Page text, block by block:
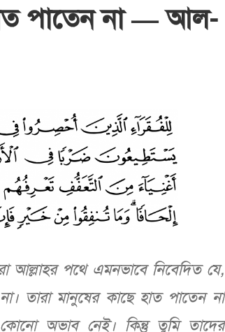
পাতেন না — আল-
আল্লাহর পথে এমনভাবে নিবেদিত যে,
তারা মানুষের কাছে হাত পাতেন না
অভাব নেই। কিন্তু তুমি তাদের